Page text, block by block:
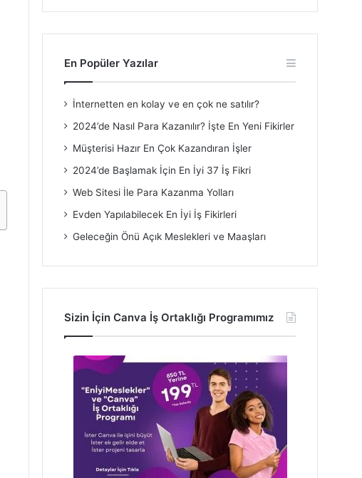
En Popüler Yazılar
İnternetten en kolay ve en çok ne satılır?
2024’de Nasıl Para Kazanılır? İşte En Yeni Fikirler
Müşterisi Hazır En Çok Kazandıran İşler
2024’de Başlamak İçin En İyi 37 İş Fikri
Web Sitesi İle Para Kazanma Yolları
Evden Yapılabilecek En İyi İş Fikirleri
Geleceğin Önü Açık Meslekleri ve Maaşları
Sizin İçin Canva İş Ortaklığı Programımız